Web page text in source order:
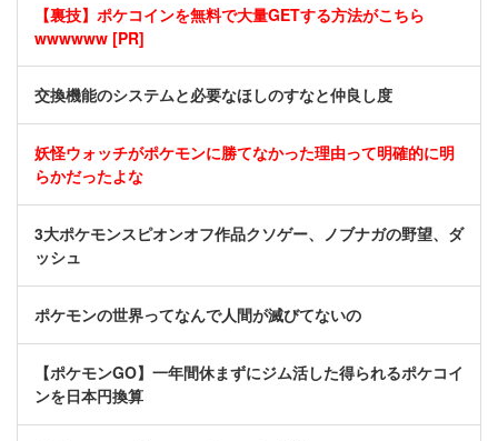
【裏技】ポケコインを無料で大量GETする方法がこちら
wwwwww [PR]
交換機能のシステムと必要なほしのすなと仲良し度
妖怪ウォッチがポケモンに勝てなかった理由って明確的に明
らかだったよな
3大ポケモンスピオンオフ作品クソゲー、ノブナガの野望、ダ
ッシュ
ポケモンの世界ってなんで人間が滅びてないの
【ポケモンGO】一年間休まずにジム活した得られるポケコイ
ンを日本円換算